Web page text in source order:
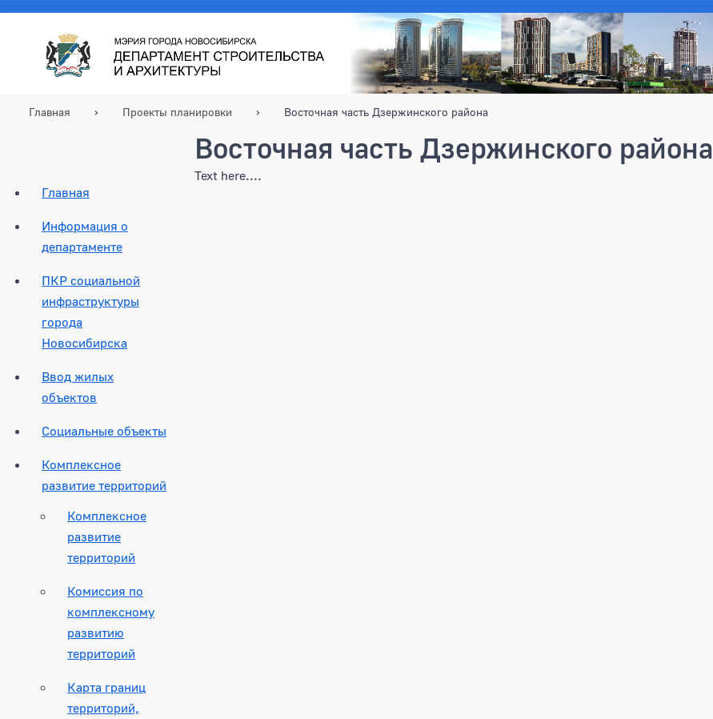
Главная Проекты планировки Восточная часть Дзержинского района
Главная
Информация о
департаменте
ПКР социальной
инфраструктуры
города
Новосибирска
Ввод жилых
объектов
Социальные объекты
Комплексное
развитие территорий
Комплексное
развитие
территорий
Комиссия по
комплексному
развитию
территорий
Карта границ
территорий,
Восточная часть Дзержинского района
Text here....